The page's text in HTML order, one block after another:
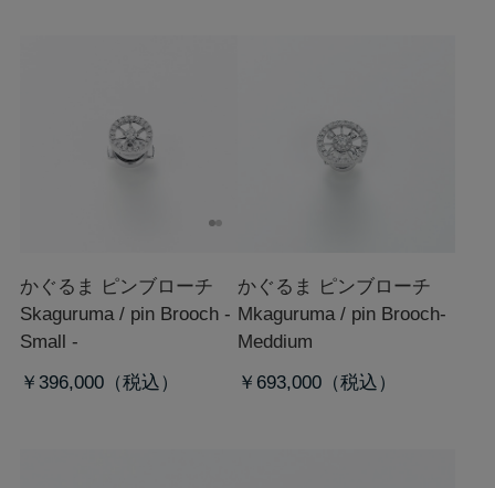
かぐるま ピンブローチ
Skaguruma / pin Brooch -
Small -
￥396,000
かぐるま ピンブローチ
Mkaguruma / pin Brooch-
Meddium
￥693,000